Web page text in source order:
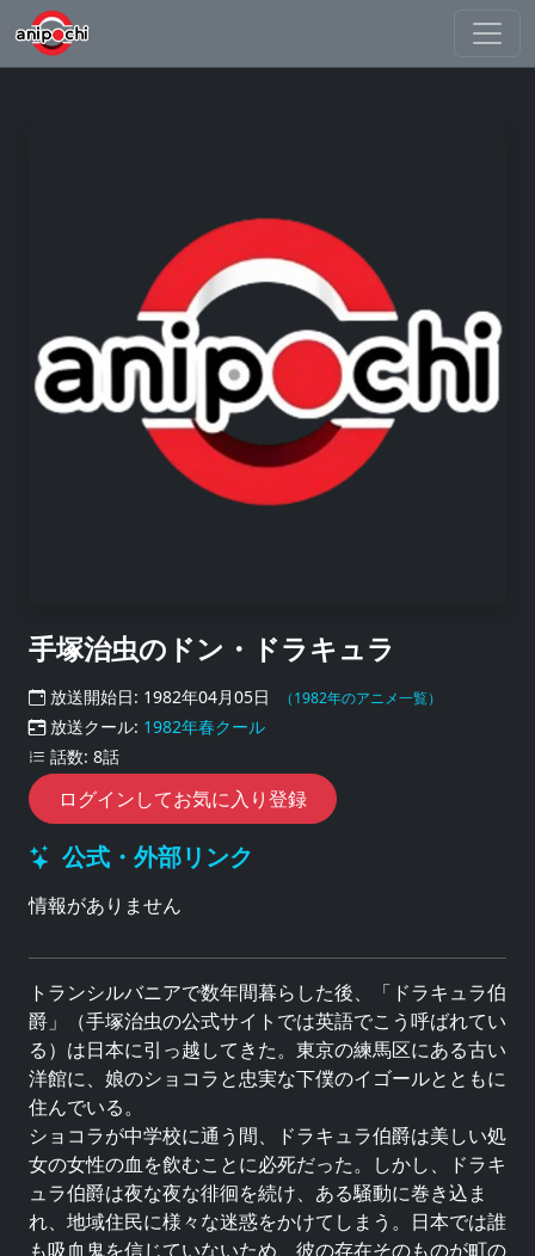
手塚治虫のドン・ドラキュラ
放送開始日: 1982年04月05日 （1982年のアニメ一覧）
放送クール: 1982年春クール
話数: 8話
ログインしてお気に入り登録
公式・外部リンク
情報がありません
トランシルバニアで数年間暮らした後、「ドラキュラ伯
爵」（手塚治虫の公式サイトでは英語でこう呼ばれてい
る）は日本に引っ越してきた。東京の練馬区にある古い
洋館に、娘のショコラと忠実な下僕のイゴールとともに
住んでいる。
ショコラが中学校に通う間、ドラキュラ伯爵は美しい処
女の女性の血を飲むことに必死だった。しかし、ドラキ
ュラ伯爵は夜な夜な徘徊を続け、ある騒動に巻き込ま
れ、地域住民に様々な迷惑をかけてしまう。日本では誰
も吸血鬼を信じていないため、彼の存在そのものが町の